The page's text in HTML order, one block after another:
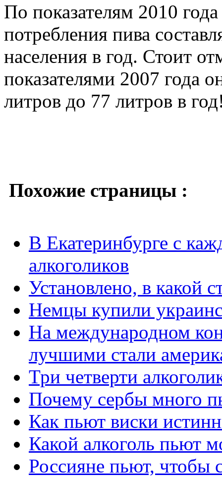
По показателям 2010
потребления пива
населения в год. Стоит
показателями 2007 года
литров до 77 литров в
Похожие страницы :
В Екатеринбурге с
алкоголиков
Установлено, в какой
Немцы купили
На международном
лучшими стали
Три четверти
Почему сербы много
Как пьют виски
Какой алкоголь пьют
Россияне пьют, чтобы